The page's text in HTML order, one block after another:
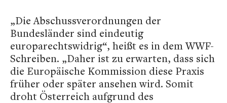
„Die Abschussverordnungen der
Bundesländer sind eindeutig
europarechtswidrig“, heißt es in dem WWF-
Schreiben. „Daher ist zu erwarten, dass sich
die Europäische Kommission diese Praxis
früher oder später ansehen wird. Somit
droht Österreich aufgrund des